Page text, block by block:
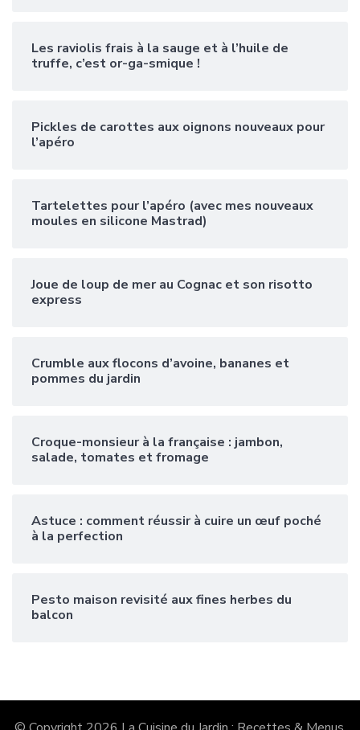
Les raviolis frais à la sauge et à l’huile de
truffe, c’est or-ga-smique !
Pickles de carottes aux oignons nouveaux pour
l’apéro
Tartelettes pour l’apéro (avec mes nouveaux
moules en silicone Mastrad)
Joue de loup de mer au Cognac et son risotto
express
Crumble aux flocons d’avoine, bananes et
pommes du jardin
Croque-monsieur à la française : jambon,
salade, tomates et fromage
Astuce : comment réussir à cuire un œuf poché
à la perfection
Pesto maison revisité aux fines herbes du
balcon